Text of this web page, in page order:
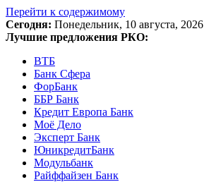
Перейти к содержимому
Сегодня: Понедельник, 10 августа, 2026
Лучшие предложения РКО:
ВТБ
Банк Сфера
ФорБанк
ББР Банк
Кредит Европа Банк
Моё Дело
Эксперт Банк
ЮникредитБанк
Модульбанк
Райффайзен Банк